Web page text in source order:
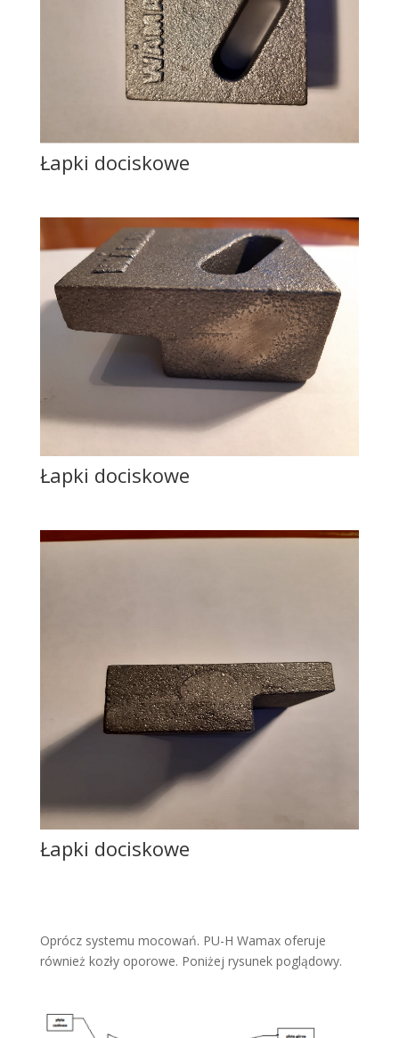
Łapki dociskowe
Łapki dociskowe
Łapki dociskowe
Oprócz systemu mocowań. PU-H Wamax oferuje
również kozły oporowe. Poniżej rysunek poglądowy.